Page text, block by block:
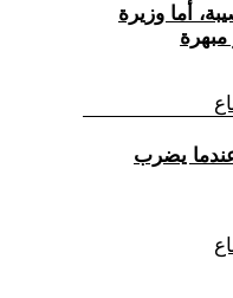
أما وزيرة
مبهرة
عندما يضرب